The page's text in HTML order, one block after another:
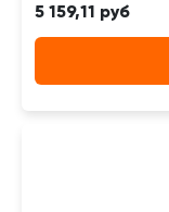
5 159,11 руб